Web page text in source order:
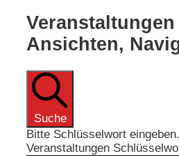
für
17.
Mai
2024
Veranstaltungen
Ansichten,
Suche
Bitte Schlüsselwort
Veranstaltungen